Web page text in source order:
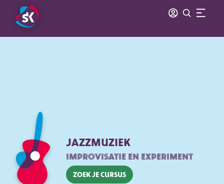
JAZZMUZIEK
IMPROVISATIE EN EXPERIMENT
Zoek je cursus